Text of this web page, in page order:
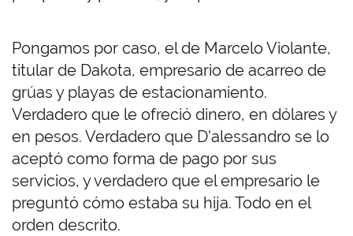
Pongamos por caso, el de Marcelo Violante,
titular de Dakota, empresario de acarreo de
grúas y playas de estacionamiento.
Verdadero que le ofreció dinero, en dólares y
en pesos. Verdadero que D'alessandro se lo
aceptó como forma de pago por sus
servicios, y verdadero que el empresario le
preguntó cómo estaba su hija. Todo en el
orden descrito.